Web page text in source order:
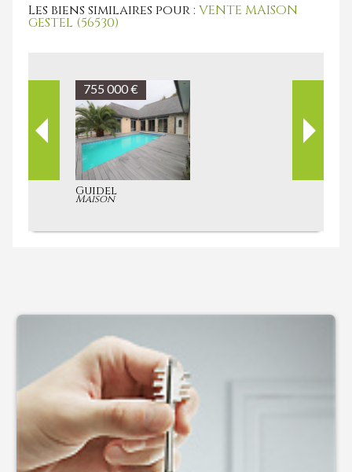
Les biens similaires pour : VENTE MAISON
GESTEL (56530)
623 000 €